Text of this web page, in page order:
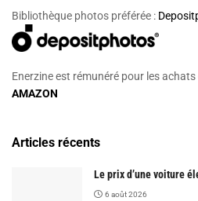
Bibliothèque photos préférée :
Enerzine est rémunéré pour les
AMAZON
Articles récents
Le prix d’une voiture
6 août 2026